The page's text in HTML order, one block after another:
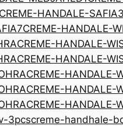
CREME-HANDALE-SAFIA3
CREME-HANDALE-
CREME-HANDALE-
CREME-HANDALE-
CREME-HANDALE-
CREME-HANDALE-
CREME-HANDALE-
3pcscreme-handhale-